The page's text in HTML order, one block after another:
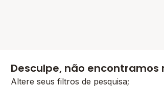
Desculpe, não
Altere seus filtros de pesquisa;